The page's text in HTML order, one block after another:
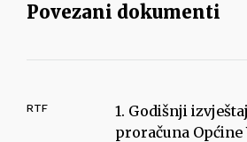
Povezani dokumenti
RTF
1. Godišnji
proračuna Općine